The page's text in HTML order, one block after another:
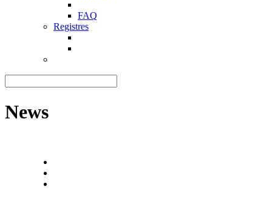
FAQ
Registres
News